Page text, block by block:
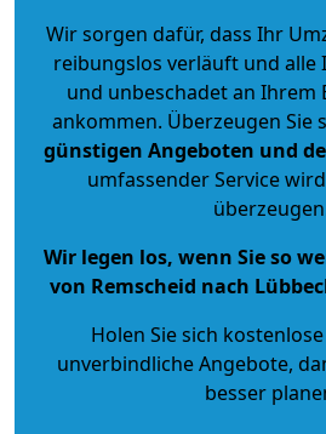
Wir sorgen dafür, dass Ihr
reibungslos verläuft und alle
und unbeschadet an
ankommen. Überzeugen Sie
günstigen Angeboten und
umfassender Service
Wir legen los, wenn Sie so
von Remscheid nach
Holen Sie sich
unverbindliche Angebote,
besser